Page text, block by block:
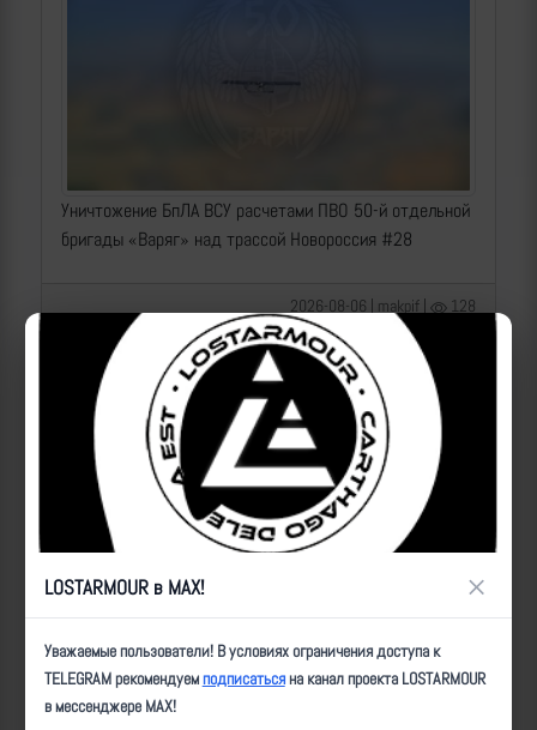
Уничтожение БпЛА ВСУ расчетами ПВО 50-й отдельной
бригады «Варяг» над трассой Новороссия #28
2026-08-06 | makpif | 128
Операторы Центра "Рубикон" бьют по целям ВСУ на
Донбассе
LOSTARMOUR в MAX! ×
Уважаемые пользователи! В условиях ограничения доступа к
TELEGRAM рекомендуемподписатьсяна канал проекта LOSTARMOUR
в мессенджере MAX!